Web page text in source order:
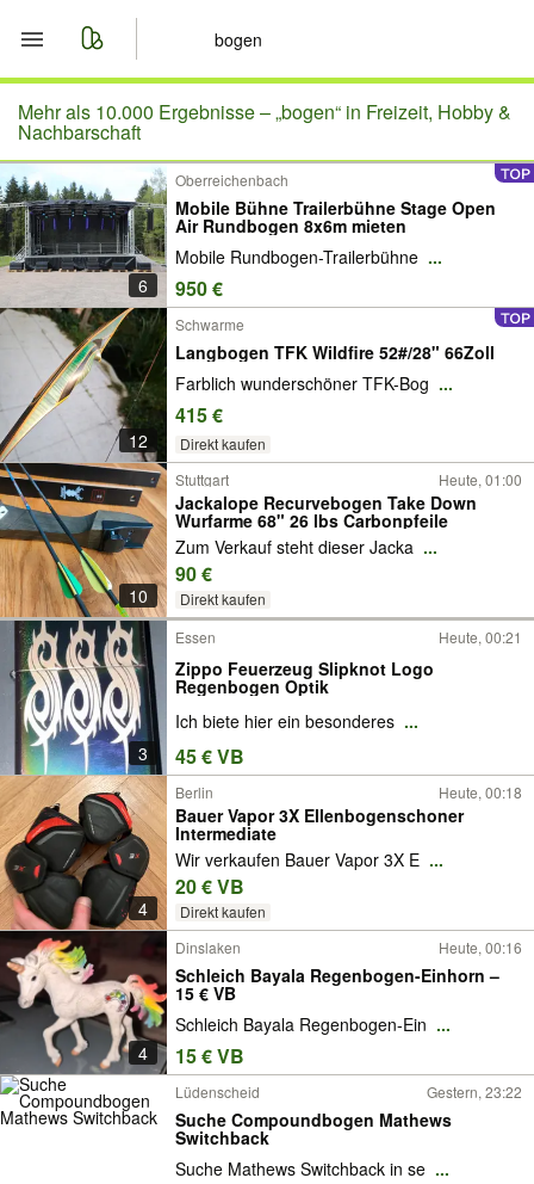
Start
Merkliste
Nachrichten
Anzeige aufgeben
Mehr als 10.000 Ergebnisse –„bogen“ in Freizeit, Hobby &
Nachbarschaft
6
Oberreichenbach
Mobile Bühne Trailerbühne Stage Open
Air Rundbogen 8x6m mieten
Mobile Rundbogen-Trailerbühne ...
950 €
12
Schwarme
Langbogen TFK Wildfire 52#/28" 66Zoll
Farblich wunderschöner TFK-Bog ...
415 €
Direkt kaufen
10
Stuttgart Heute, 01:00
Jackalope Recurvebogen Take Down
Wurfarme 68" 26 lbs Carbonpfeile
Zum Verkauf steht dieser Jacka ...
90 €
Direkt kaufen
3
Essen Heute, 00:21
Zippo Feuerzeug Slipknot Logo
Regenbogen Optik
Ich biete hier ein besonderes ...
45 € VB
4
Berlin Heute, 00:18
Bauer Vapor 3X Ellenbogenschoner
Intermediate
Wir verkaufen Bauer Vapor 3X E ...
20 € VB
Direkt kaufen
4
Dinslaken Heute, 00:16
Schleich Bayala Regenbogen-Einhorn –
15 € VB
Schleich Bayala Regenbogen-Ein ...
15 € VB
Lüdenscheid Gestern, 23:22
Suche Compoundbogen Mathews
Switchback
Suche Mathews Switchback in se ...